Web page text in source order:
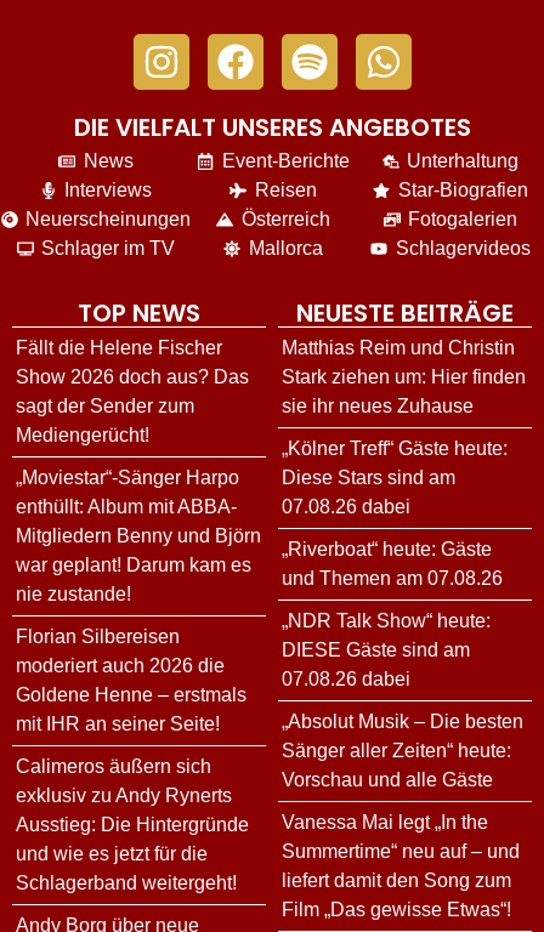
DIE VIELFALT UNSERES ANGEBOTES
News
Interviews
Neuerscheinungen
Schlager im TV
Event-Berichte
Reisen
Österreich
Mallorca
Unterhaltung
Star-Biografien
Fotogalerien
Schlagervideos
TOP NEWS
Fällt die Helene Fischer
Show 2026 doch aus? Das
sagt der Sender zum
Mediengerücht!
„Moviestar“-Sänger Harpo
enthüllt: Album mit ABBA-
Mitgliedern Benny und Björn
war geplant! Darum kam es
nie zustande!
Florian Silbereisen
moderiert auch 2026 die
Goldene Henne – erstmals
mit IHR an seiner Seite!
Calimeros äußern sich
exklusiv zu Andy Rynerts
Ausstieg: Die Hintergründe
und wie es jetzt für die
Schlagerband weitergeht!
Andy Borg über neue
NEUESTE BEITRÄGE
Matthias Reim und Christin
Stark ziehen um: Hier finden
sie ihr neues Zuhause
„Kölner Treff“ Gäste heute:
Diese Stars sind am
07.08.26 dabei
„Riverboat“ heute: Gäste
und Themen am 07.08.26
„NDR Talk Show“ heute:
DIESE Gäste sind am
07.08.26 dabei
„Absolut Musik – Die besten
Sänger aller Zeiten“ heute:
Vorschau und alle Gäste
Vanessa Mai legt „In the
Summertime“ neu auf – und
liefert damit den Song zum
Film „Das gewisse Etwas“!